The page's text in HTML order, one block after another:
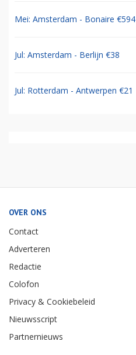
Mei: Amsterdam - Bonaire €594
Jul: Amsterdam - Berlijn €38
Jul: Rotterdam - Antwerpen €21
OVER ONS
Contact
Adverteren
Redactie
Colofon
Privacy & Cookiebeleid
Nieuwsscript
Partnernieuws